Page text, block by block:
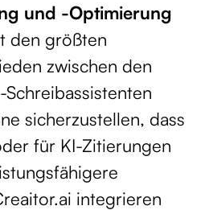
und -Optimierung
den größten
zwischen den
sicherzustellen, dass
für KI-Zitierungen
integrieren